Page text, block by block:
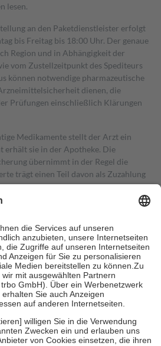
lesen.
an den Paketdienstleister erfolgt
bis Freitag bis 18:00 Uhr. Der genaue
Region und in Abhängigkeit der
vom Zustellzeitpunkt des Spediteurs
können notwendige pharmazeutische
dienen, die
Prüfungen einschließlich Klärungen
Medikamente stellt der Arzt ein
erhält sie in der Apotheke. Die
übernimmt in der Regel die
trägt einen Teil davon als Zuzahlung
Zuzahlungen in Höhe von zehn
jedoch nie mehr als die tatsächlichen
auch für Online-Apotheken.
Krankenpflege beträgt die
Kosten sowie zehn Euro je
für ihre eigene Gesundheit zu
Stellung der Familie zu unterstützen,
bei:
bis zum vollendeten 18. Lebensjahr